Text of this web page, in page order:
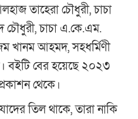
তাহেরা চৌধুরী, চাচা
চাচা এ.কে.এম.
খানম আহমদ, সহধর্মিণী
বইটি বের হয়েছে ২০২৩
থেকে।
তিল থাকে, তারা নাকি